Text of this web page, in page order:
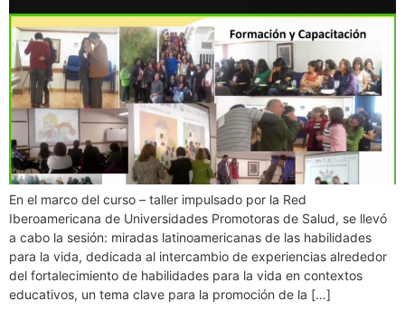
En el marco del curso – taller impulsado por la Red
Iberoamericana de Universidades Promotoras de Salud, se llevó
a cabo la sesión: miradas latinoamericanas de las habilidades
para la vida, dedicada al intercambio de experiencias alrededor
del fortalecimiento de habilidades para la vida en contextos
educativos, un tema clave para la promoción de la […]